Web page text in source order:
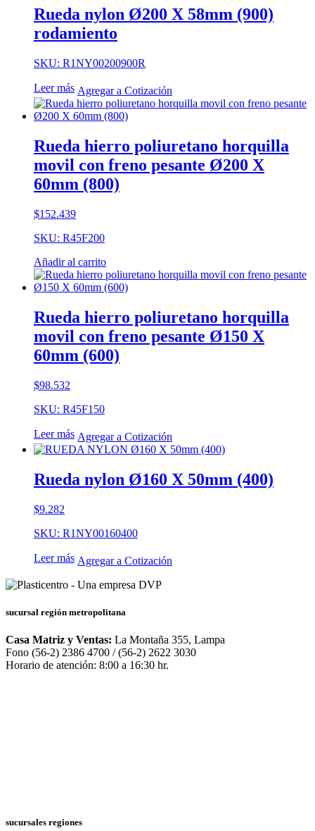
Rueda nylon Ø200 X 58mm (900)
rodamiento
SKU: R1NY00200900R
Leer más Agregar a Cotización
Rueda hierro poliuretano horquilla
movil con freno pesante Ø200 X
60mm (800)
$152.439
SKU: R45F200
Añadir al carrito
Rueda hierro poliuretano horquilla
movil con freno pesante Ø150 X
60mm (600)
$98.532
SKU: R45F150
Leer más Agregar a Cotización
Rueda nylon Ø160 X 50mm (400)
$9.282
SKU: R1NY00160400
Leer más Agregar a Cotización
sucursal región metropolitana
Casa Matriz y Ventas: La Montaña 355, Lampa
Fono (56-2) 2386 4700 / (56-2) 2622 3030
Horario de atención: 8:00 a 16:30 hr.
sucursales regiones